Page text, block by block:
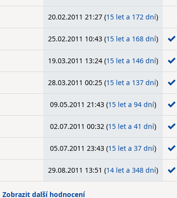
20.02.2011 21:27 (15 let a 172 dní)
25.02.2011 10:43 (15 let a 168 dní)
19.03.2011 13:24 (15 let a 146 dní)
28.03.2011 00:25 (15 let a 137 dní)
09.05.2011 21:43 (15 let a 94 dní)
02.07.2011 00:32 (15 let a 41 dní)
05.07.2011 23:43 (15 let a 37 dní)
29.08.2011 13:51 (14 let a 348 dní)
Zobrazit další hodnocení